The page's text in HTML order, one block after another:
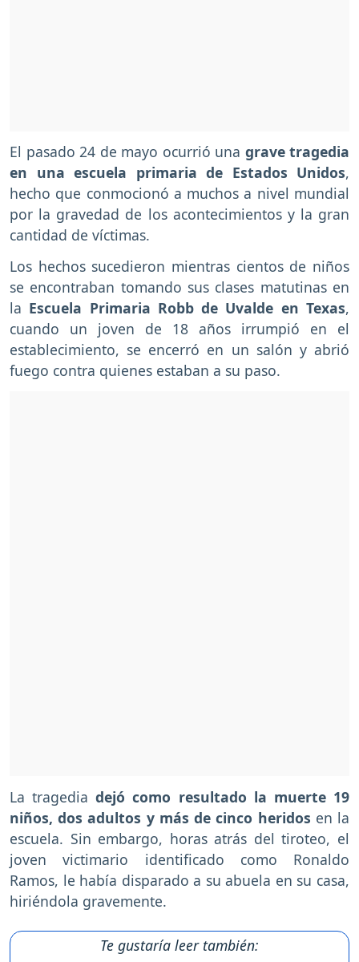
El pasado 24 de mayo ocurrió una grave tragedia
en una escuela primaria de Estados Unidos,
hecho que conmocionó a muchos a nivel mundial
por la gravedad de los acontecimientos y la gran
cantidad de víctimas.
Los hechos sucedieron mientras cientos de niños
se encontraban tomando sus clases matutinas en
la Escuela Primaria Robb de Uvalde en Texas,
cuando un joven de 18 años irrumpió en el
establecimiento, se encerró en un salón y abrió
fuego contra quienes estaban a su paso.
La tragediadejó como resultado la muerte 19
niños, dos adultos y más de cinco heridos en la
escuela. Sin embargo, horas atrás del tiroteo, el
joven victimario identificado como Ronaldo
Ramos, le había disparado a su abuela en su casa,
hiriéndola gravemente.
Te gustaría leer también: